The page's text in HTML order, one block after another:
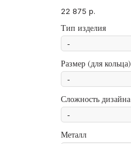
22 875 р.
Тип изделия
Размер (для кольца)
Сложность дизайна
Металл